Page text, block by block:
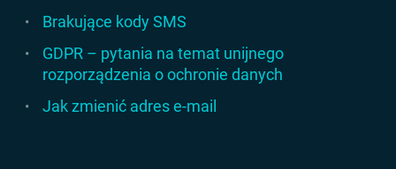
Brakujące kody SMS
GDPR – pytania na temat unijnego
rozporządzenia o ochronie danych
Jak zmienić adres e-mail